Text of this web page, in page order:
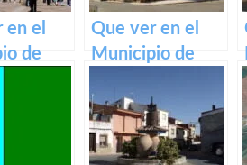
el
de
Que ver en el
Municipio de
Castilla La
Mancha